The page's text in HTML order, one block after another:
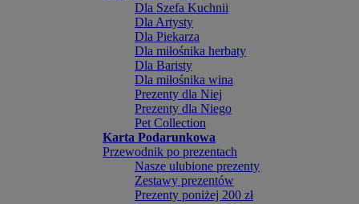
Dla Szefa Kuchnii
Dla Artysty
Dla Piekarza
Dla miłośnika herbaty
Dla Baristy
Dla miłośnika wina
Prezenty dla Niej
Prezenty dla Niego
Pet Collection
Karta Podarunkowa
Przewodnik po prezentach
Nasze ulubione prezenty
Zestawy prezentów
Prezenty poniżej 200 zł